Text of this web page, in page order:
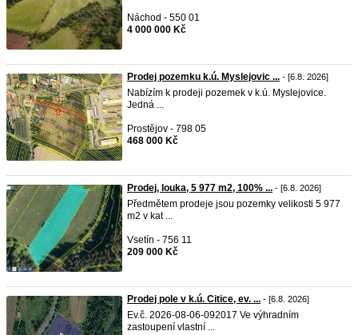
Náchod - 550 01
4 000 000 Kč
Prodej pozemku k.ú. Myslejovic ... - [6.8. 2026]
Nabízím k prodeji pozemek v k.ú. Myslejovice.
Jedná ...
Prostějov - 798 05
468 000 Kč
Prodej, louka, 5 977 m2, 100% ... - [6.8. 2026]
Předmětem prodeje jsou pozemky velikosti 5 977
m2 v kat ...
Vsetín - 756 11
209 000 Kč
Prodej pole v k.ú. Citice, ev. ... - [6.8. 2026]
Ev.č. 2026-08-06-092017 Ve výhradním
zastoupení vlastní ...